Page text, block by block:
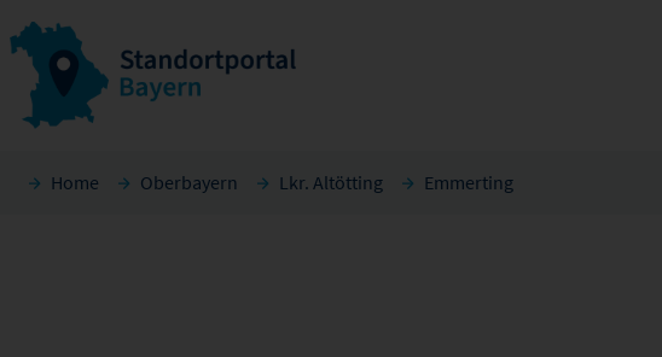
Home Oberbayern Lkr. Altötting Emmerting